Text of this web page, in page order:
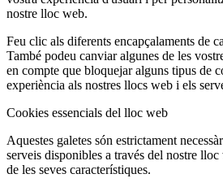
nostre lloc web.
Feu clic als diferents encapçalaments de
També podeu canviar algunes de les
en compte que bloquejar alguns tipus de
experiència als nostres llocs web i els
Cookies essencials del lloc web
Aquestes galetes són estrictament
serveis disponibles a través del nostre
de les seves característiques.